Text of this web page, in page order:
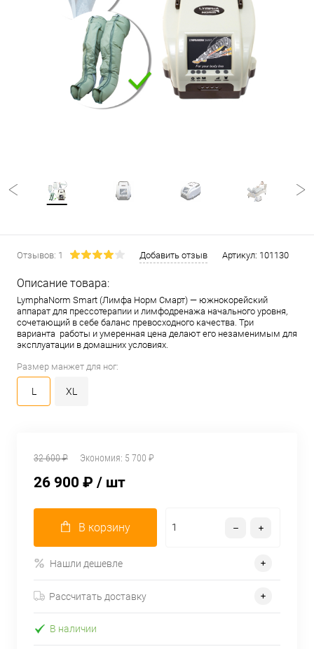
Отзывов: 1 Добавить отзыв Артикул: 101130
Описание товара:
LymphaNorm Smart (Лимфа Норм Смарт) — южнокорейский
аппарат для прессотерапии и лимфодренажа начального уровня,
сочетающий в себе баланс превосходного качества. Три
варианта работы и умеренная цена делают его незаменимым для
эксплуатации в домашних условиях.
Размер манжет для ног:
L XL
32 600 ₽ Экономия: 5 700 ₽
26 900 ₽ / шт
В корзину
Нашли дешевле
Рассчитать доставку
В наличии